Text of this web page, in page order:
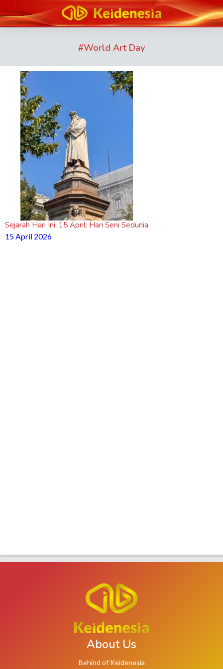
#World Art Day
Sejarah Hari Ini, 15 April: Hari Seni Sedunia
15 April 2026
About Us
Behind of Keidenesia